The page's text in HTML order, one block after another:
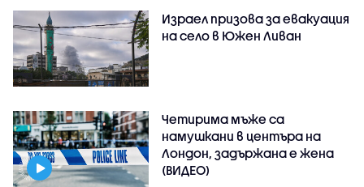
Израел призова за евакуация
на село в Южен Ливан
Четирима мъже са
намушкани в центъра на
Лондон, задържана е жена
(ВИДЕО)